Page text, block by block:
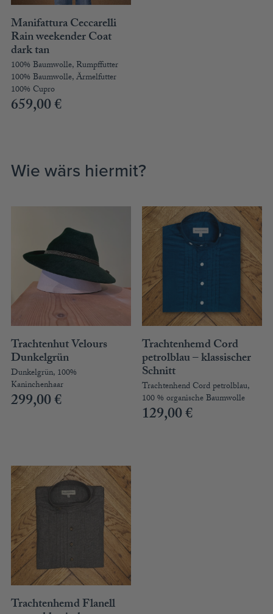
Manifattura Ceccarelli
Rain weekender Coat
dark tan
100% Baumwolle, Rumpffutter
100% Baumwolle, Ärmelfutter
100% Cupro
659,00€
Wie wärs hiermit?
Trachtenhut Velours
Dunkelgrün
Dunkelgrün, 100%
Kaninchenhaar
299,00€
Trachtenhemd Cord
petrolblau – klassischer
Schnitt
Trachtenhend Cord petrolblau,
100 % organische Baumwolle
129,00€
Trachtenhemd Flanell